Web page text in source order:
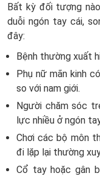
Bất kỳ đối tượng
duỗi ngón tay cái,
đây:
Bệnh thường xuất
Phụ nữ mãn kinh
so với nam giới.
Người chăm sóc
lực nhiều ở ngón
Chơi các bộ môn
đi lặp lại thường
Cổ tay hoặc gân